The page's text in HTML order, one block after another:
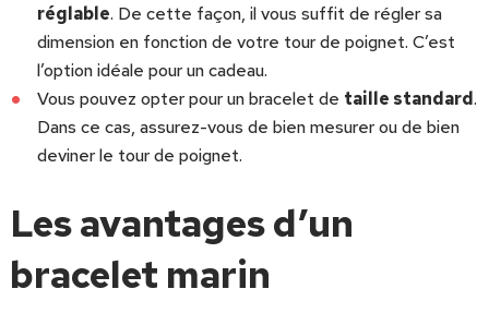
réglable. De cette façon, il vous suffit de régler sa
dimension en fonction de votre tour de poignet. C’est
l’option idéale pour un cadeau.
Vous pouvez opter pour un bracelet de taille standard.
Dans ce cas, assurez-vous de bien mesurer ou de bien
deviner le tour de poignet.
Les avantages d’un
bracelet marin